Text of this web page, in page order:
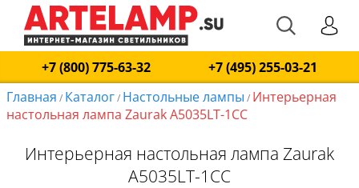
+7 (800) 775-63-32
+7 (495) 255-03-21
Главная / Каталог/ Настольные лампы / Интерьерная
настольная лампа Zaurak A5035LT-1CC
Интерьерная настольная лампа Zaurak
A5035LT-1CC